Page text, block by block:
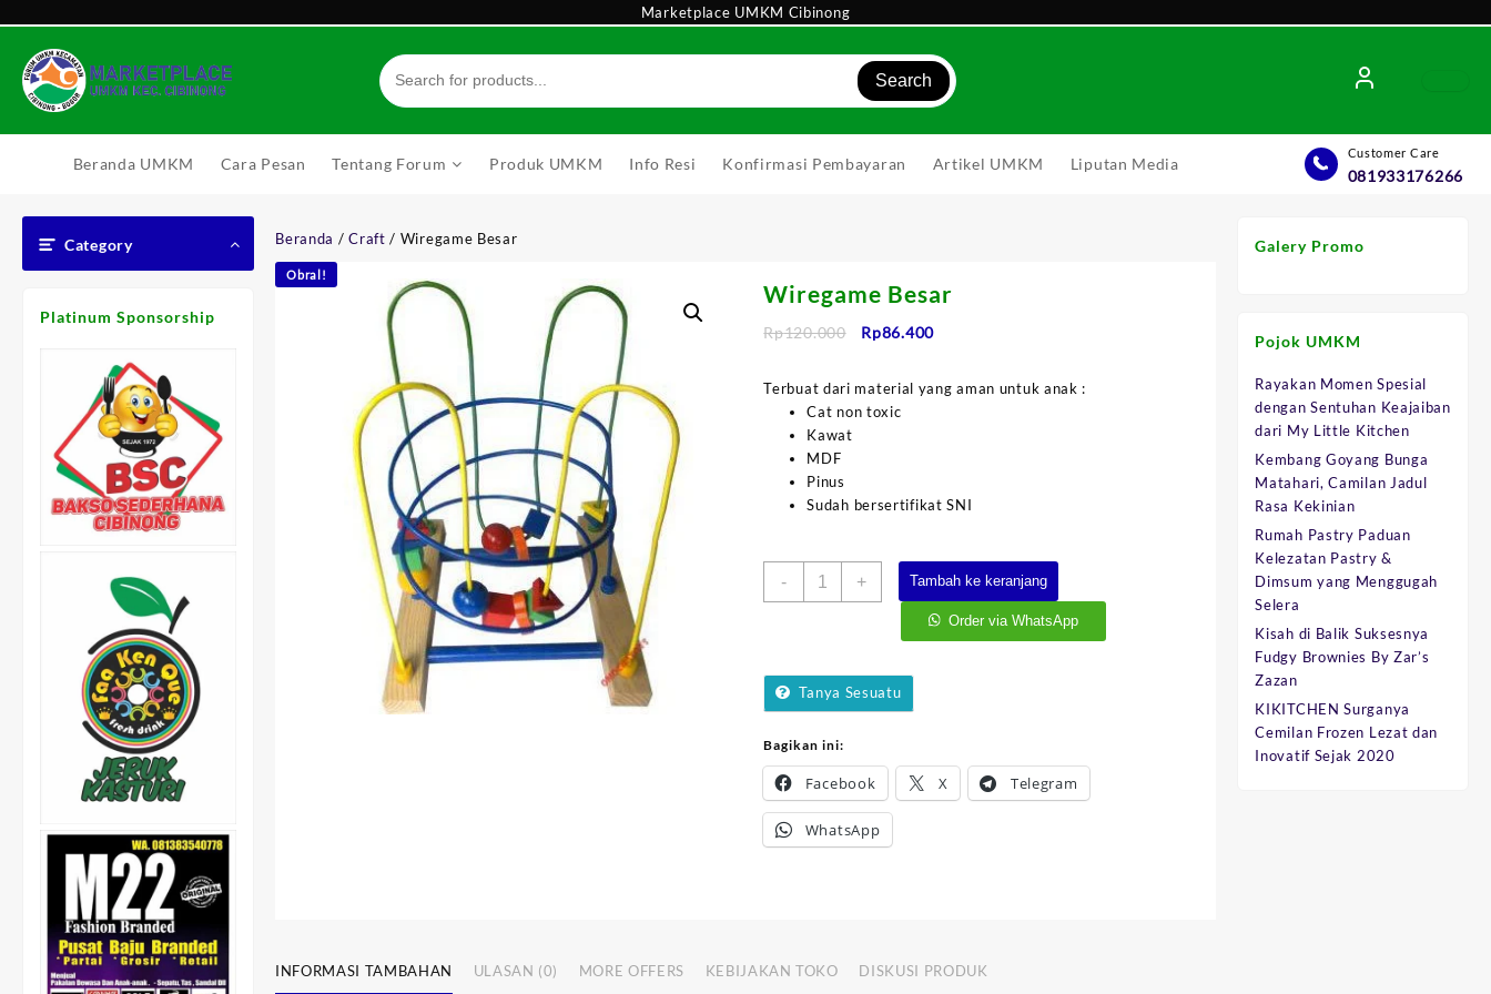
content
Marketplace UMKM Cibinong
Search
Beranda UMKM Cara Pesan Tentang Forum Produk UMKM Info Resi Konfirmasi Pembayaran Artikel UMKM Liputan Media
Customer Care
081933176266
Category
Platinum Sponsorship
Beranda /Craft / Wiregame Besar
Obral!
Wiregame Besar
Rp120.000
Harga
adalah:
Rp120.000.
Rp86.400Harga
adalah:
Terbuat dari material yang aman untuk anak :
Cat non toxic
Kawat
MDF
Pinus
Sudah bersertifikat SNI
-
Kuantitas+ Tambah ke keranjang
Order via WhatsApp
Tanya Sesuatu
Bagikan ini:
Facebook X Telegram
WhatsApp
INFORMASI TAMBAHAN ULASAN (0) MORE OFFERS KEBIJAKAN TOKO DISKUSI PRODUK
Galery Promo
Pojok UMKM
Rayakan Momen Spesial
dengan Sentuhan Keajaiban
dari My Little Kitchen
Kembang Goyang Bunga
Matahari, Camilan Jadul
Rasa Kekinian
Rumah Pastry Paduan
Kelezatan Pastry &
Dimsum yang Menggugah
Selera
Kisah di Balik Suksesnya
Fudgy Brownies By Zar’s
Zazan
KIKITCHEN Surganya
Cemilan Frozen Lezat dan
Inovatif Sejak 2020